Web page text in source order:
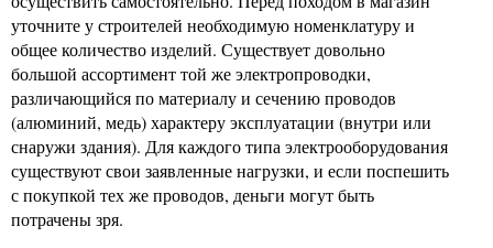
уточните у строителей необходимую номенклатуру и
общее количество изделий. Существует довольно
большой ассортимент той же электропроводки,
различающийся по материалу и сечению проводов
(алюминий, медь) характеру эксплуатации (внутри или
снаружи здания). Для каждого типа электрооборудования
существуют свои заявленные нагрузки, и если поспешить
с покупкой тех же проводов, деньги могут быть
потрачены зря.